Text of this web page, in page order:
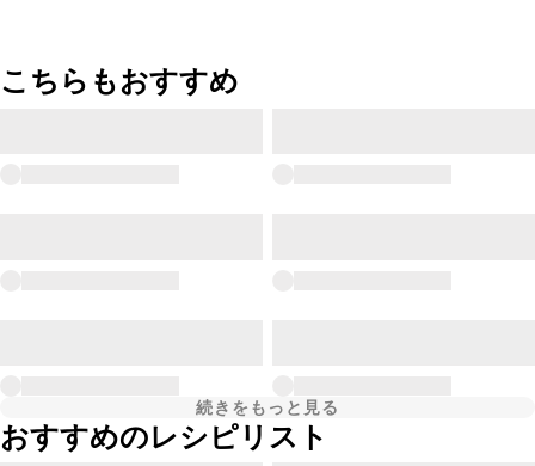
こちらもおすすめ
続きをもっと見る
おすすめのレシピリスト